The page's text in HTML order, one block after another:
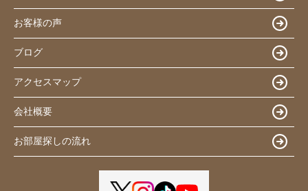
お客様の声
ブログ
アクセスマップ
会社概要
お部屋探しの流れ